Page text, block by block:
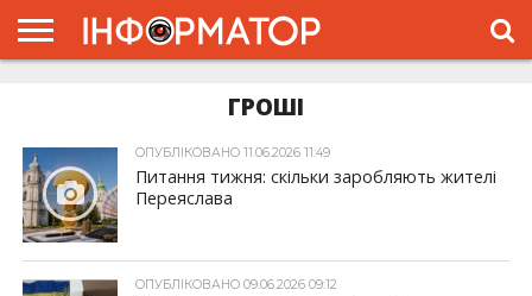
ГРОШІ
ОПУБЛІКОВАНО 11.06.2026 11:49
Питання тижня: скільки заробляють жителі
Переяслава
ОПУБЛІКОВАНО 09.06.2026 09:12